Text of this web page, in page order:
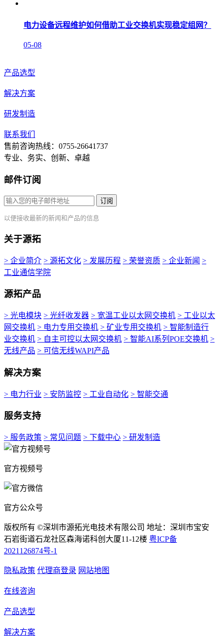
电力设备远程维护如何借助工业交换机实现稳定组网？
05-08
产品选型
解决方案
研发制造
联系我们
售前咨询热线：0755-26641737
专业、务实、创新、卓越
邮件订阅
订阅
以便接收最新的新闻和产品的信息
关于源拓
> 企业简介 > 源拓文化 > 发展历程 > 荣誉资质 > 企业新闻 >
工业通信学院
源拓产品
> 光电模块 > 光纤收发器 > 宽温工业以太网交换机 > 工业以太
网交换机 > 电力专用交换机 > 矿业专用交换机 > 智能制造行
业交换机 > 自主可控以太网交换机 > 智能AI系列POE交换机 >
无线产品 > 可信无线WAPI产品
解决方案
> 电力行业 > 安防监控 > 工业自动化 > 智能交通
服务支持
> 服务政策 > 常见问题 > 下载中心 > 研发制造
官方视频号
官方公众号
版权所有 ©深圳市源拓光电技术有限公司 地址：深圳市宝安
石岩街道石龙社区森海诺科创大厦11-12楼 粤ICP备
2021126874号-1
隐私政策 代理商登录 网站地图
在线咨询
产品选型
解决方案